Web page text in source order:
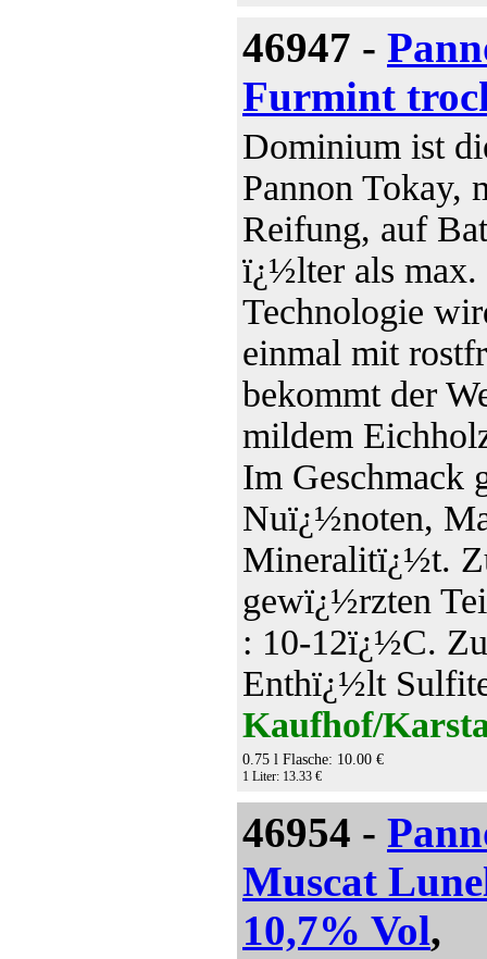
46947 -
Furmint
Dominium ist
Pannon Tokay,
Reifung, auf
ï¿½lter als max.
Technologie
einmal mit
bekommt der
mildem
Im Geschmack
Nuï¿½noten,
Mineralitï¿½t.
gewï¿½rzten
: 10-12ï¿½C.
Enthï¿½lt
Kaufhof/
0.75 l Flasche: 10.00 €
1 Liter: 13.33 €
46954 -
Muscat
10,7% Vol,